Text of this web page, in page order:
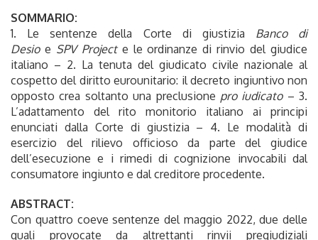
SOMMARIO:
1. Le sentenze della Corte di giustizia Banco di
Desioe SPV Projecte le ordinanze di rinvio del giudice
italiano – 2. La tenuta del giudicato civile nazionale al
cospetto del diritto eurounitario: il decreto ingiuntivo non
opposto crea soltanto una preclusione pro iudicato – 3.
L’adattamento del rito monitorio italiano ai principi
enunciati dalla Corte di giustizia – 4. Le modalità di
esercizio del rilievo officioso da parte del giudice
dell’esecuzione e i rimedi di cognizione invocabili dal
consumatore ingiunto e dal creditore procedente.
ABSTRACT:
Con quattro coeve sentenze del maggio 2022, due delle
quali provocate da altrettanti rinvii pregiudiziali